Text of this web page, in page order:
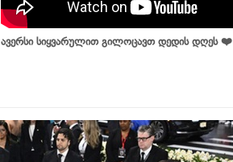
ავერსი სიყვარულით გილოცავთ დედის დღეს ❤️